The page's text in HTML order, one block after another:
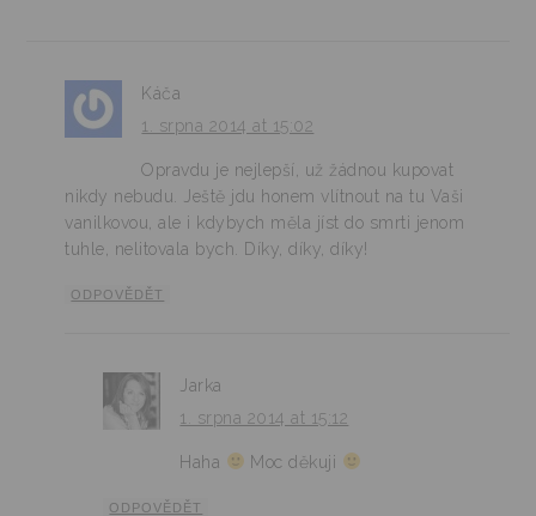
Káča
1. srpna 2014 at 15:02
Opravdu je nejlepší, už žádnou kupovat
nikdy nebudu. Ještě jdu honem vlítnout na tu Vaši
vanilkovou, ale i kdybych měla jíst do smrti jenom
tuhle, nelitovala bych. Díky, díky, díky!
ODPOVĚDĚT
Jarka
1. srpna 2014 at 15:12
Haha Moc děkuji
ODPOVĚDĚT